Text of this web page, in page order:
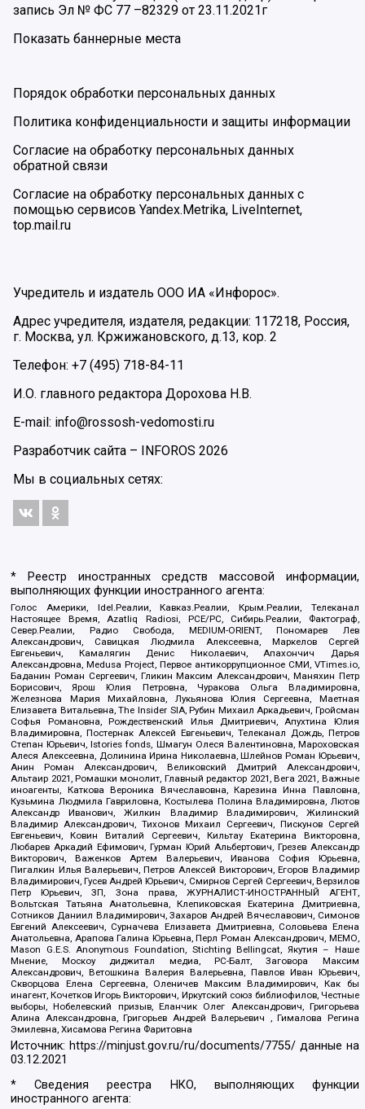
запись Эл № ФС 77 –82329 от 23.11.2021г
Показать баннерные места
Порядок обработки персональных данных
Политика конфиденциальности и защиты информации
Согласие на обработку персональных данных
обратной связи
Согласие на обработку персональных данных с
помощью сервисов Yandex.Metrika, LiveInternet,
top.mail.ru
Учредитель и издатель ООО ИА «Инфорос».
Адрес учредителя, издателя, редакции: 117218, Россия,
г. Москва, ул. Кржижановского, д.13, кор. 2
Телефон: +7 (495) 718-84-11
И.О. главного редактора Дорохова Н.В.
E-mail: info@rossosh-vedomosti.ru
Разработчик сайта – INFOROS 2026
Мы в социальных сетях:
* Реестр иностранных средств массовой информации,
выполняющих функции иностранного агента:
Голос Америки, Idel.Реалии, Кавказ.Реалии, Крым.Реалии, Телеканал
Настоящее Время, Azatliq Radiosi, PCE/PC, Сибирь.Реалии, Фактограф,
Север.Реалии, Радио Свобода, MEDIUM-ORIENT, Пономарев Лев
Александрович, Савицкая Людмила Алексеевна, Маркелов Сергей
Евгеньевич, Камалягин Денис Николаевич, Апахончич Дарья
Александровна, Medusa Project, Первое антикоррупционное СМИ, VTimes.io,
Баданин Роман Сергеевич, Гликин Максим Александрович, Маняхин Петр
Борисович, Ярош Юлия Петровна, Чуракова Ольга Владимировна,
Железнова Мария Михайловна, Лукьянова Юлия Сергеевна, Маетная
Елизавета Витальевна, The Insider SIA, Рубин Михаил Аркадьевич, Гройсман
Софья Романовна, Рождественский Илья Дмитриевич, Апухтина Юлия
Владимировна, Постернак Алексей Евгеньевич, Телеканал Дождь, Петров
Степан Юрьевич, Istories fonds, Шмагун Олеся Валентиновна, Мароховская
Алеся Алексеевна, Долинина Ирина Николаевна, Шлейнов Роман Юрьевич,
Анин Роман Александрович, Великовский Дмитрий Александрович,
Альтаир 2021, Ромашки монолит, Главный редактор 2021, Вега 2021, Важные
иноагенты, Каткова Вероника Вячеславовна, Карезина Инна Павловна,
Кузьмина Людмила Гавриловна, Костылева Полина Владимировна, Лютов
Александр Иванович, Жилкин Владимир Владимирович, Жилинский
Владимир Александрович, Тихонов Михаил Сергеевич, Пискунов Сергей
Евгеньевич, Ковин Виталий Сергеевич, Кильтау Екатерина Викторовна,
Любарев Аркадий Ефимович, Гурман Юрий Альбертович, Грезев Александр
Викторович, Важенков Артем Валерьевич, Иванова София Юрьевна,
Пигалкин Илья Валерьевич, Петров Алексей Викторович, Егоров Владимир
Владимирович, Гусев Андрей Юрьевич, Смирнов Сергей Сергеевич, Верзилов
Петр Юрьевич, ЗП, Зона права, ЖУРНАЛИСТ-ИНОСТРАННЫЙ АГЕНТ,
Вольтская Татьяна Анатольевна, Клепиковская Екатерина Дмитриевна,
Сотников Даниил Владимирович, Захаров Андрей Вячеславович, Симонов
Евгений Алексеевич, Сурначева Елизавета Дмитриевна, Соловьева Елена
Анатольевна, Арапова Галина Юрьевна, Перл Роман Александрович, МЕМО,
Mason G.E.S. Anonymous Foundation, Stichting Bellingcat, Якутия – Наше
Мнение, Москоу диджитал медиа, РС-Балт, Заговора Максим
Александрович, Ветошкина Валерия Валерьевна, Павлов Иван Юрьевич,
Скворцова Елена Сергеевна, Оленичев Максим Владимирович, Как бы
инагент, Кочетков Игорь Викторович, Иркутский союз библиофилов, Честные
выборы, Нобелевский призыв, Еланчик Олег Александрович, Григорьева
Алина Александровна, Григорьев Андрей Валерьевич , Гималова Регина
Эмилевна, Хисамова Регина Фаритовна
Источник: https://minjust.gov.ru/ru/documents/7755/ данные на
03.12.2021
* Сведения реестра НКО, выполняющих функции
иностранного агента: